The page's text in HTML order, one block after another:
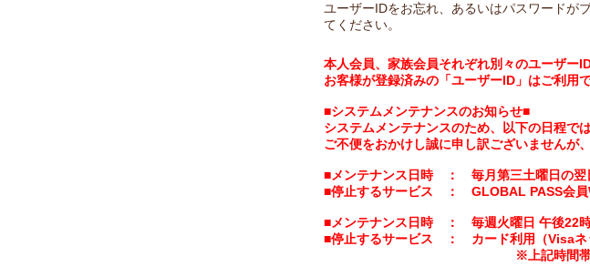
ユーザーIDをお忘れ、あるいはパスワードが
てください。
本人会員、家族会員それぞれ別々のユーザー
お客様が登録済みの「ユーザーID」はご利用
■システムメンテナンスのお知らせ■
システムメンテナンスのため、以下の日程で
ご不便をおかけし誠に申し訳ございませんが
■メンテナンス日時 ： 毎月第三土曜日の翌
■停止するサービス ： GLOBAL PASS会員
■メンテナンス日時 ： 毎週火曜日 午後22
■停止するサービス ： カード利用（Visaネ
※上記時間帯で一時的にカー